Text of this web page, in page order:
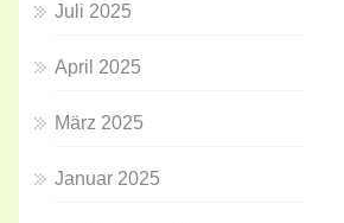
Juli 2025
April 2025
März 2025
Januar 2025